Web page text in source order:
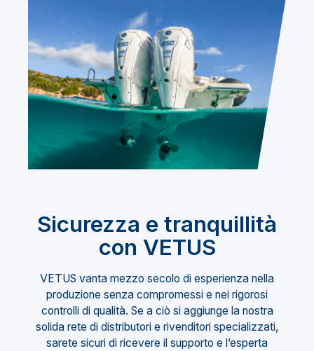
Sicurezza e tranquillità
con VETUS
VETUS vanta mezzo secolo di esperienza nella
produzione senza compromessi e nei rigorosi
controlli di qualità. Se a ciò si aggiunge la nostra
solida rete di distributori e rivenditori specializzati,
sarete sicuri di ricevere il supporto e l’esperta